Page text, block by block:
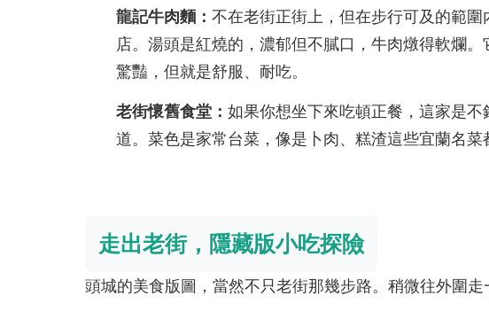
龍記牛肉麵：不在老街正街上，但在步行可及的範
店。湯頭是紅燒的，濃郁但不膩口，牛肉燉得軟爛
驚豔，但就是舒服、耐吃。
老街懷舊食堂：如果你想坐下來吃頓正餐，這家是
道。菜色是家常台菜，像是卜肉、糕渣這些宜蘭名菜
走出老街，隱藏版小吃探險
頭城的美食版圖，當然不只老街那幾步路。稍微往外圍走